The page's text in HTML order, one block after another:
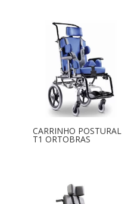
CARRINHO POSTURAL
T1 ORTOBRAS